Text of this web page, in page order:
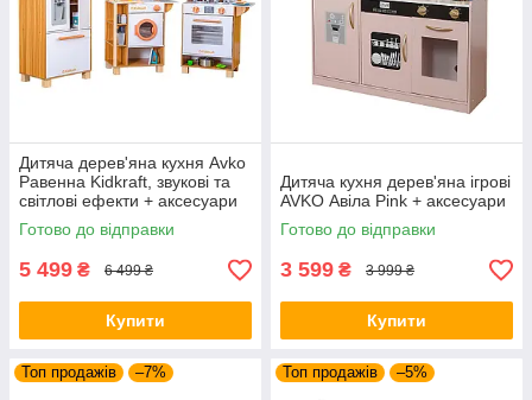
Дитяча дерев'яна кухня Avko
Равенна Kidkraft, звукові та
світлові ефекти + аксесуари
Готово до відправки
5 499 ₴ 6 499 ₴
Купити
Дитяча кухня дерев'яна ігрові
AVKO Авіла Pink + аксесуари
Готово до відправки
3 599 ₴ 3 999 ₴
Купити
Топ продажів –7% Топ продажів –5%